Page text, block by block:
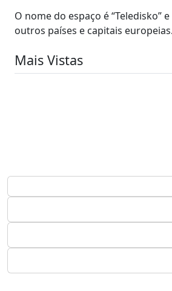
O nome do espaço é “Teledisko”
outros países e capitais europeias.
Mais Vistas